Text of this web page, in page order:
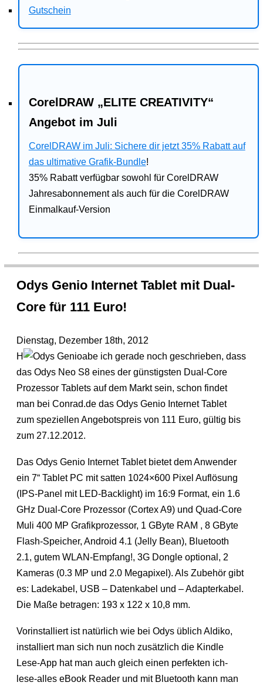
CorelDRAW „ELITE CREATIVITY“
Angebot im Juli
CorelDRAW im Juli: Sichere dir jetzt 35% Rabatt auf
das ultimative Grafik-Bundle!
35% Rabatt verfügbar sowohl für CorelDRAW
Jahresabonnement als auch für die CorelDRAW
Einmalkauf-Version
Odys Genio Internet Tablet mit Dual-
Core für 111 Euro!
Dienstag, Dezember 18th, 2012
H
abe ich gerade noch geschrieben, dass
das Odys Neo S8 eines der günstigsten Dual-Core
Prozessor Tablets auf dem Markt sein, schon findet
man bei Conrad.de das Odys Genio Internet Tablet
zum speziellen Angebotspreis von 111 Euro, gültig bis
zum 27.12.2012.
Das Odys Genio Internet Tablet bietet dem Anwender
ein 7“ Tablet PC mit satten 1024×600 Pixel Auflösung
(IPS-Panel mit LED-Backlight) im 16:9 Format, ein 1.6
GHz Dual-Core Prozessor (Cortex A9) und Quad-Core
Muli 400 MP Grafikprozessor, 1 GByte RAM , 8 GByte
Flash-Speicher, Android 4.1 (Jelly Bean), Bluetooth
2.1, gutem WLAN-Empfang!, 3G Dongle optional, 2
Kameras (0.3 MP und 2.0 Megapixel). Als Zubehör gibt
es: Ladekabel, USB – Datenkabel und – Adapterkabel.
Die Maße betragen: 193 x 122 x 10,8 mm.
Vorinstalliert ist natürlich wie bei Odys üblich Aldiko,
installiert man sich nun noch zusätzlich die Kindle
Lese-App hat man auch gleich einen perfekten ich-
lese-alles eBook Reader und mit Bluetooth kann man